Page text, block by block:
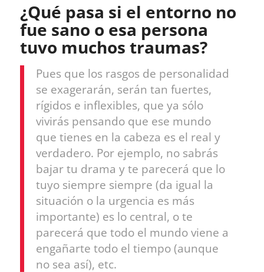
¿Qué pasa si el entorno no
fue sano o esa persona
tuvo muchos traumas?
Pues que los rasgos de personalidad
se exagerarán, serán tan fuertes,
rígidos e inflexibles, que ya sólo
vivirás pensando que ese mundo
que tienes en la cabeza es el real y
verdadero. Por ejemplo, no sabrás
bajar tu drama y te parecerá que lo
tuyo siempre siempre (da igual la
situación o la urgencia es más
importante) es lo central, o te
parecerá que todo el mundo viene a
engañarte todo el tiempo (aunque
no sea así), etc.